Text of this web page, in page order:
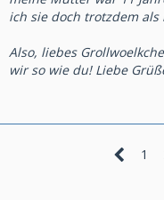
ich sie doch trotzdem als
Also, liebes
wir so wie du! Liebe
1